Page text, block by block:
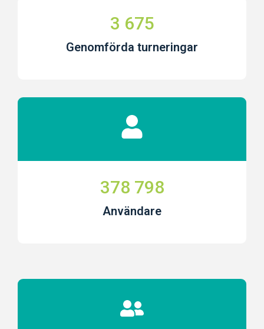
Genomförda turneringar
3 675
Användare
378 798